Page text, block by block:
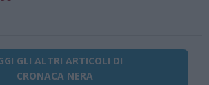
GLI ALTRI ARTICOLI DI
CRONACA NERA